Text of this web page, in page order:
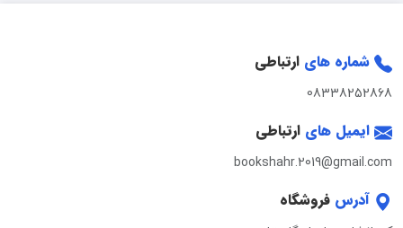
شماره های ارتباطی
08338252868
ایمیل های ارتباطی
bookshahr.2019@gmail.com
آدرس فروشگاه